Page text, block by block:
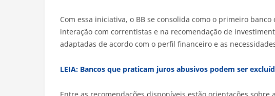
Com essa iniciativa, o BB se consolida como o primeiro
interação com correntistas e na recomendação de
adaptadas de acordo com o perfil financeiro e as
LEIA: Bancos que praticam juros abusivos podem ser